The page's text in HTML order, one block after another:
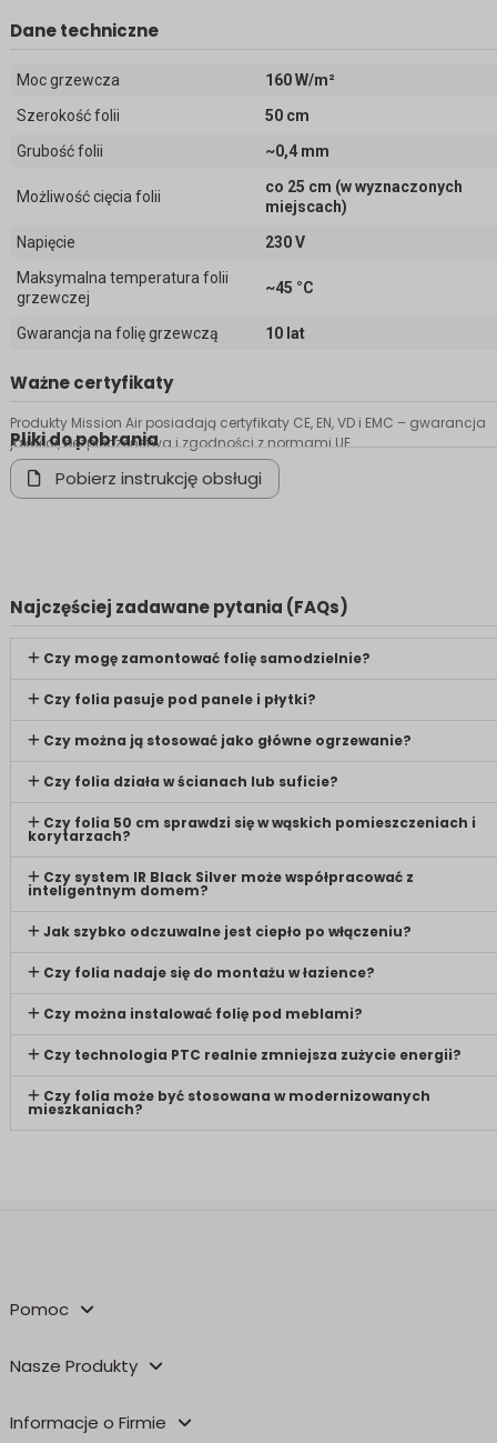
Dane techniczne
Moc grzewcza
160 W/m²
Szerokość folii
50 cm
Grubość folii
~0,4 mm
Możliwość cięcia folii
co 25 cm (w wyznaczonych
miejscach)
Napięcie
230 V
Maksymalna temperatura folii
grzewczej
~45 °C
Gwarancja na folię grzewczą 10 lat
Ważne certyfikaty
Produkty Mission Air posiadają certyfikaty CE, EN, VD i EMC – gwarancja
jakości, bezpieczeństwa i zgodności z normami UE.
Pliki do pobrania
Pobierz instrukcję obsługi
Najczęściej zadawane pytania (FAQs)
Czy mogę zamontować folię samodzielnie?
Czy folia pasuje pod panele i płytki?
Czy można ją stosować jako główne ogrzewanie?
Czy folia działa w ścianach lub suficie?
Czy folia 50 cm sprawdzi się w wąskich pomieszczeniach i
korytarzach?
Czy system IR Black Silver może współpracować z
inteligentnym domem?
Jak szybko odczuwalne jest ciepło po włączeniu?
Czy folia nadaje się do montażu w łazience?
Czy można instalować folię pod meblami?
Czy technologia PTC realnie zmniejsza zużycie energii?
Czy folia może być stosowana w modernizowanych
mieszkaniach?
Pomoc
Nasze Produkty
Informacje o Firmie